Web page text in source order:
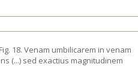
18. Venam umbilicarem in venam
(...) sed exactius magnitudinem